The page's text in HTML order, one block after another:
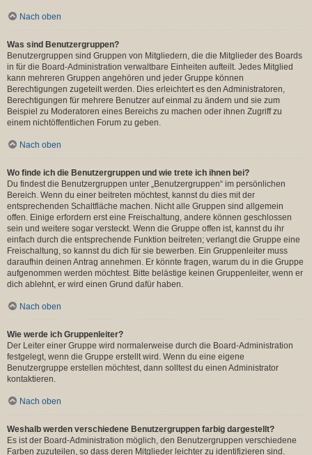
Nach oben
Was sind Benutzergruppen?
Benutzergruppen sind Gruppen von Mitgliedern, die die Mitglieder des Boards
in für die Board-Administration verwaltbare Einheiten aufteilt. Jedes Mitglied
kann mehreren Gruppen angehören und jeder Gruppe können
Berechtigungen zugeteilt werden. Dies erleichtert es den Administratoren,
Berechtigungen für mehrere Benutzer auf einmal zu ändern und sie zum
Beispiel zu Moderatoren eines Bereichs zu machen oder ihnen Zugriff zu
einem nichtöffentlichen Forum zu geben.
Nach oben
Wo finde ich die Benutzergruppen und wie trete ich ihnen bei?
Du findest die Benutzergruppen unter „Benutzergruppen“ im persönlichen
Bereich. Wenn du einer beitreten möchtest, kannst du dies mit der
entsprechenden Schaltfläche machen. Nicht alle Gruppen sind allgemein
offen. Einige erfordern erst eine Freischaltung, andere können geschlossen
sein und weitere sogar versteckt. Wenn die Gruppe offen ist, kannst du ihr
einfach durch die entsprechende Funktion beitreten; verlangt die Gruppe eine
Freischaltung, so kannst du dich für sie bewerben. Ein Gruppenleiter muss
daraufhin deinen Antrag annehmen. Er könnte fragen, warum du in die Gruppe
aufgenommen werden möchtest. Bitte belästige keinen Gruppenleiter, wenn er
dich ablehnt, er wird einen Grund dafür haben.
Nach oben
Wie werde ich Gruppenleiter?
Der Leiter einer Gruppe wird normalerweise durch die Board-Administration
festgelegt, wenn die Gruppe erstellt wird. Wenn du eine eigene
Benutzergruppe erstellen möchtest, dann solltest du einen Administrator
kontaktieren.
Nach oben
Weshalb werden verschiedene Benutzergruppen farbig dargestellt?
Es ist der Board-Administration möglich, den Benutzergruppen verschiedene
Farben zuzuteilen, so dass deren Mitglieder leichter zu identifizieren sind.